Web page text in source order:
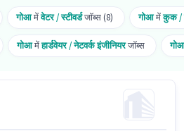
गोआमेंवेटर / स्टीवर्डजॉब्स (8) गोआमेंकुक /
गोआमेंहार्डवेयर / नेटवर्क इंजीनियरजॉब्स